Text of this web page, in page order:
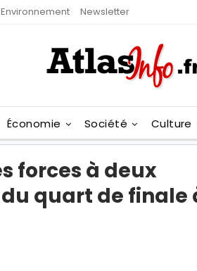
Environnement Newsletter
Économie Société Culture
forces à deux
quart de finale